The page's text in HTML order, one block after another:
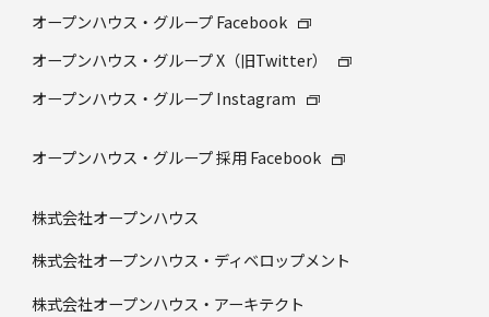
オープンハウス・グループ Facebook
オープンハウス・グループ X（旧Twitter）
オープンハウス・グループ Instagram
オープンハウス・グループ 採⽤ Facebook
株式会社オープンハウス
株式会社オープンハウス・ディベロップメント
株式会社オープンハウス・アーキテクト